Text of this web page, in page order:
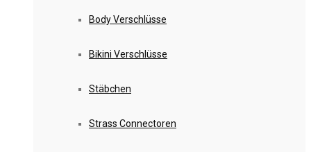
Body Verschlüsse
Bikini Verschlüsse
Stäbchen
Strass Connectoren